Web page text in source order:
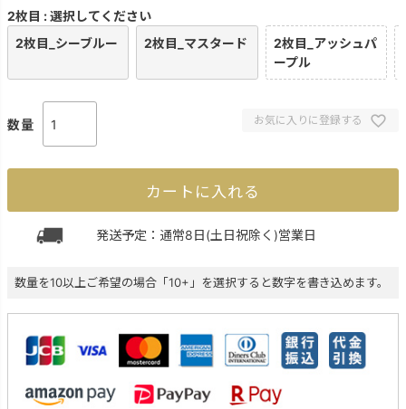
2枚目
選択してください
2枚目_シーブルー
2枚目_マスタード
2枚目_アッシュパ
ープル
お気に入りに登録する
カートに入れる
発送予定：通常8日(土日祝除く)営業日
数量を10以上ご希望の場合「10+」を選択すると数字を書き込めます。